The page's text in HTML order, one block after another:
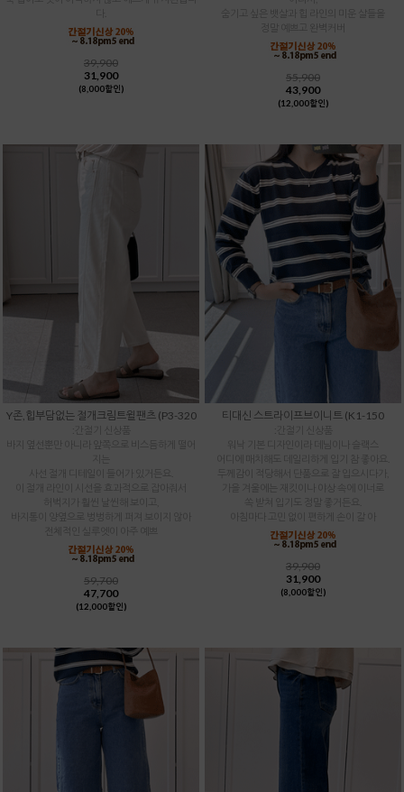
39,900
31,900
(8,000할인)
숨기고 싶은 뱃살과 힙 라인의 미운 살들을
55,900
43,900
(12,000할인)
Y존,힙부담없는 절개크림트윌팬츠 (P3-320
:간절기 신상품
바지 옆선뿐만 아니라 앞쪽으로 비스듬하게 떨어
사선 절개 디테일이 들어가 있거든요.
허벅지가 훨씬 날씬해 보이고,
전체적인 실루엣이 아주 예쁘
59,700
47,700
(12,000할인)
티대신 스트라이프브이니트 (K1-150
:간절기 신상품
가을 겨울에는 재킷이나 야상 속에 이너로
쏙 받쳐 입기도 정말 좋거든요.
아침마다 고민 없이 편하게 손이 갈 아
39,900
31,900
(8,000할인)